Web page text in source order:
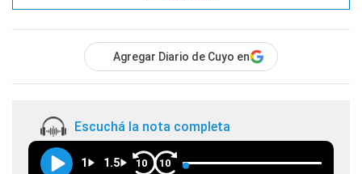
Agregar Diario de Cuyo en
Escuchá la nota completa
1 1.5 10 10